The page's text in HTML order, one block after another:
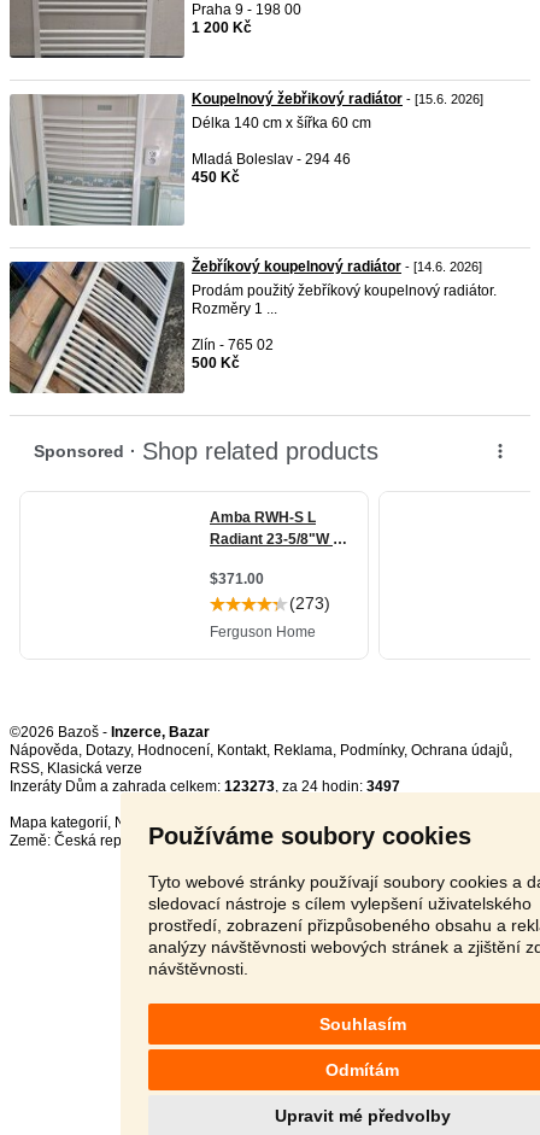
Používáme soubory cookies
Tyto webové stránky používají soubory cookies a
sledovací nástroje s cílem vylepšení uživatelského
prostředí, zobrazení přizpůsobeného obsahu a
analýzy návštěvnosti webových stránek a zjištění
návštěvnosti.
Souhlasím
Odmítám
Upravit mé předvolby
Praha 9 - 198 00
1 200 Kč
Koupelnový žebřikový radiátor - [15.6. 2026]
Délka 140 cm x šířka 60 cm
Mladá Boleslav - 294 46
450 Kč
Žebříkový koupelnový radiátor - [14.6. 2026]
Prodám použitý žebříkový koupelnový radiátor.
Rozměry 1 ...
Zlín - 765 02
500 Kč
©2026 Bazoš - Inzerce, Bazar
Nápověda, Dotazy, Hodnocení, Kontakt, Reklama, Podmínky, Ochrana údajů,
RSS,
Inzeráty Dům a zahrada celkem: 123273, za 24 hodin: 3497
Mapa kategorií, Nejvyhledávanější výrazy
Země: Česká republika,Slovensko,Polsko,Rakousko